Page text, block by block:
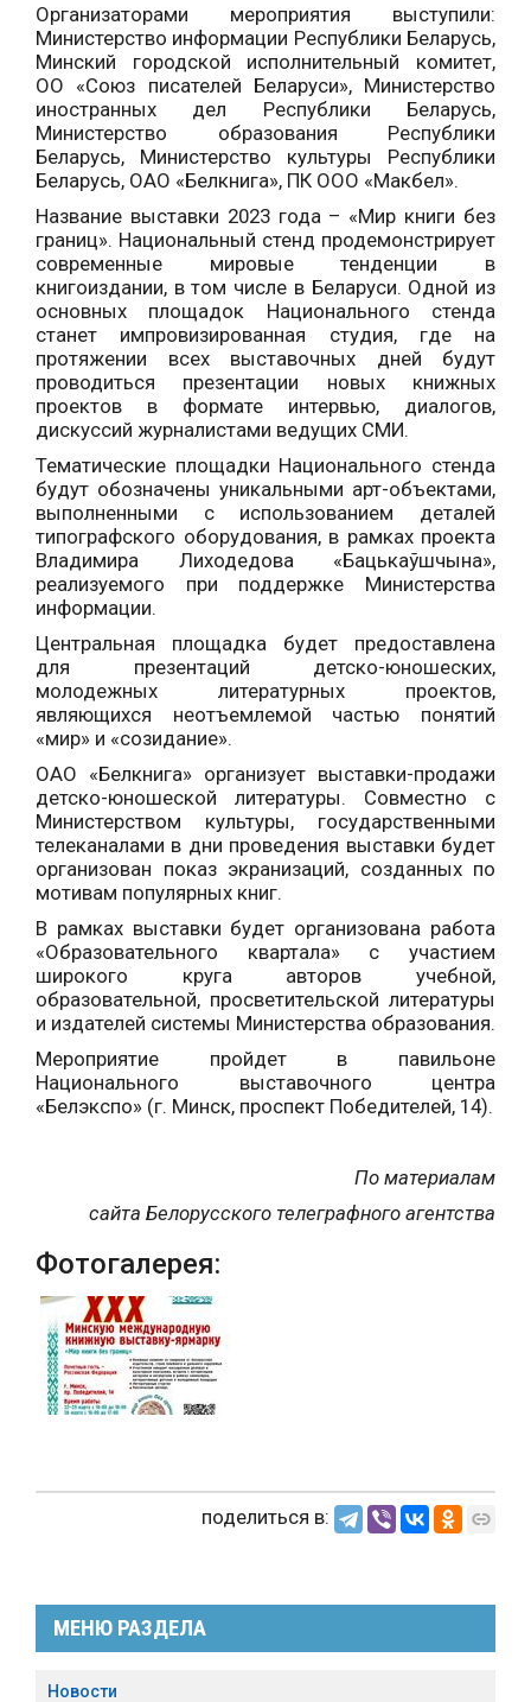
Организаторами мероприятия выступили:
Министерство информации Республики Беларусь,
Минский городской исполнительный комитет,
ОО «Союз писателей Беларуси», Министерство
иностранных дел Республики Беларусь,
Министерство образования Республики
Беларусь, Министерство культуры Республики
Беларусь, ОАО «Белкнига», ПК ООО «Макбел».
Название выставки 2023 года – «Мир книги без
границ». Национальный стенд продемонстрирует
современные мировые тенденции в
книгоиздании, в том числе в Беларуси. Одной из
основных площадок Национального стенда
станет импровизированная студия, где на
протяжении всех выставочных дней будут
проводиться презентации новых книжных
проектов в формате интервью, диалогов,
дискуссий журналистами ведущих СМИ.
Тематические площадки Национального стенда
будут обозначены уникальными арт-объектами,
выполненными с использованием деталей
типографского оборудования, в рамках проекта
Владимира Лиходедова «Бацькаўшчына»,
реализуемого при поддержке Министерства
информации.
Центральная площадка будет предоставлена
для презентаций детско-юношеских,
молодежных литературных проектов,
являющихся неотъемлемой частью понятий
«мир» и «созидание».
ОАО «Белкнига» организует выставки-продажи
детско-юношеской литературы. Совместно с
Министерством культуры, государственными
телеканалами в дни проведения выставки будет
организован показ экранизаций, созданных по
мотивам популярных книг.
В рамках выставки будет организована работа
«Образовательного квартала» с участием
широкого круга авторов учебной,
образовательной, просветительской литературы
и издателей системы Министерства образования.
Мероприятие пройдет в павильоне
Национального выставочного центра
«Белэкспо» (г. Минск, проспект Победителей, 14).
По материалам
сайта Белорусского телеграфного агентства
Фотогалерея:
поделиться в:
МЕНЮ РАЗДЕЛА
Новости